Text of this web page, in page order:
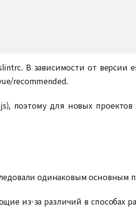
В зависимости от версии
recommended.
поэтому для новых
одинаковым основным
из-за различий в способах